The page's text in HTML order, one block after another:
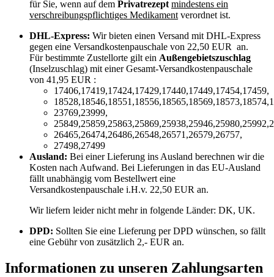
für Sie, wenn auf dem Privatrezept mindestens ein
verschreibungspflichtiges Medikament verordnet ist.
DHL-Express: Wir bieten einen Versand mit DHL-Express
gegen eine Versandkostenpauschale von 22,50 EUR an.
Für bestimmte Zustellorte gilt ein Außengebietszuschlag
(Inselzuschlag) mit einer Gesamt-Versandkostenpauschale
von 41,95 EUR :
17406,17419,17424,17429,17440,17449,17454,17459,
23769,23999,
26465,26474,26486,26548,26571,26579,26757,
27498,27499
Ausland: Bei einer Lieferung ins Ausland berechnen wir die
Kosten nach Aufwand. Bei Lieferungen in das EU-Ausland
fällt unabhängig vom Bestellwert eine
Versandkostenpauschale i.H.v. 22,50 EUR an.
Wir liefern leider nicht mehr in folgende Länder: DK, UK.
DPD: Sollten Sie eine Lieferung per DPD wünschen, so fällt
eine Gebühr von zusätzlich 2,- EUR an.
Informationen zu unseren Zahlungsarten